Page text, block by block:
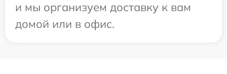
и мы организуем доставку к вам
домой или в офис.